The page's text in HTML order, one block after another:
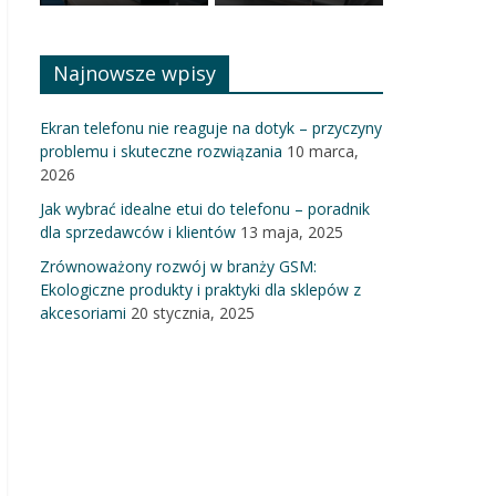
Najnowsze wpisy
Ekran telefonu nie reaguje na dotyk – przyczyny
problemu i skuteczne rozwiązania 10 marca,
2026
Jak wybrać idealne etui do telefonu – poradnik
dla sprzedawców i klientów 13 maja, 2025
Zrównoważony rozwój w branży GSM:
Ekologiczne produkty i praktyki dla sklepów z
akcesoriami 20 stycznia, 2025